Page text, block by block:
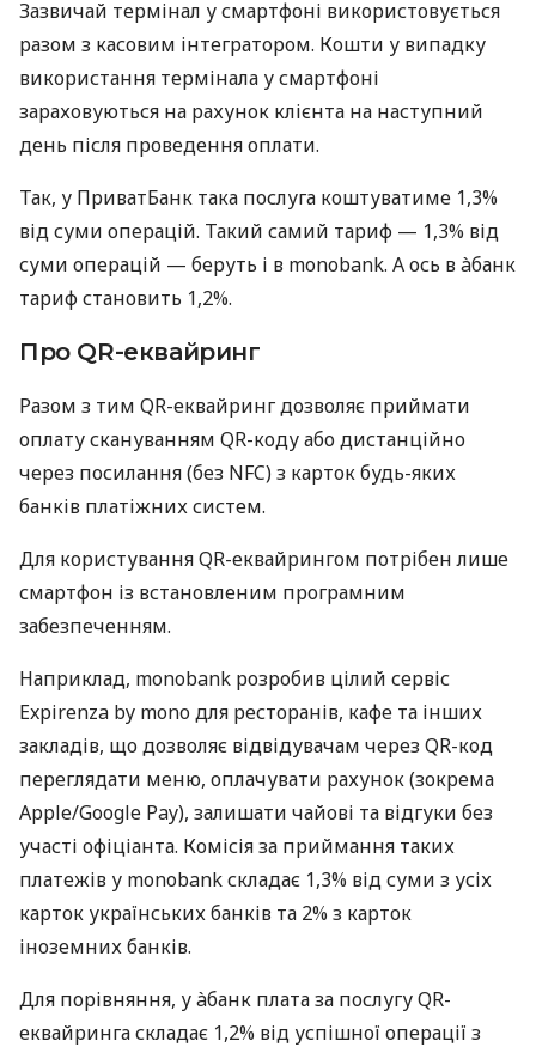
Зазвичай термінал у смартфоні використовується
разом з касовим інтегратором. Кошти у випадку
використання термінала у смартфоні
зараховуються на рахунок клієнта на наступний
день після проведення оплати.
Так, у ПриватБанк така послуга коштуватиме 1,3%
від суми операцій. Такий самий тариф — 1,3% від
суми операцій — беруть і в monobank. А ось в àбанк
тариф становить 1,2%.
Про QR-еквайринг
Разом з тим QR-еквайринг дозволяє приймати
оплату скануванням QR-коду або дистанційно
через посилання (без NFC) з карток будь-яких
банків платіжних систем.
Для користування QR-еквайрингом потрібен лише
смартфон із встановленим програмним
забезпеченням.
Наприклад, monobank розробив цілий сервіс
Expirenza by mono для ресторанів, кафе та інших
закладів, що дозволяє відвідувачам через QR-код
переглядати меню, оплачувати рахунок (зокрема
Apple/Google Pay), залишати чайові та відгуки без
участі офіціанта. Комісія за приймання таких
платежів у monobank складає 1,3% від суми з усіх
карток українських банків та 2% з карток
іноземних банків.
Для порівняння, у àбанк плата за послугу QR-
еквайринга складає 1,2% від успішної операції з